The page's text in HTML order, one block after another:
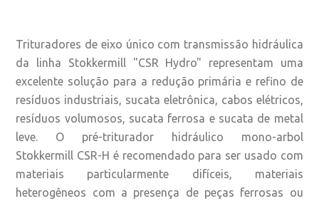
Trituradores de eixo único com transmissão hidráulica
da linha Stokkermill "CSR Hydro" representam uma
excelente solução para a redução primária e refino de
resíduos industriais, sucata eletrônica, cabos elétricos,
resíduos volumosos, sucata ferrosa e sucata de metal
leve. O pré-triturador hidráulico mono-arbol
Stokkermill CSR-H é recomendado para ser usado com
materiais particularmente difíceis, materiais
heterogêneos com a presença de peças ferrosas ou